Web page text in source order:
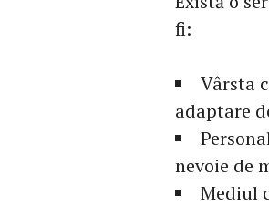
fi:
Vârsta
adaptare
nevoie de
Mediul